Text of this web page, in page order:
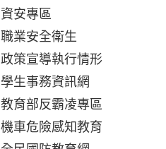
資安專區
職業安全衛生
政策宣導執行情形
學生事務資訊網
教育部反霸凌專區
機車危險感知教育